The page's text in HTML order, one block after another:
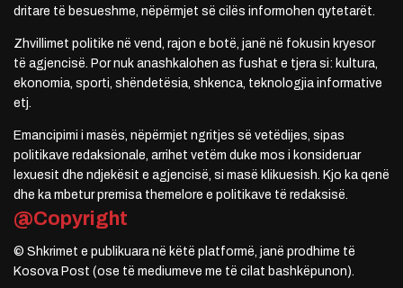
dritare të besueshme, nëpërmjet së cilës informohen qytetarët.
Zhvillimet politike në vend, rajon e botë, janë në fokusin kryesor
të agjencisë. Por nuk anashkalohen as fushat e tjera si: kultura,
ekonomia, sporti, shëndetësia, shkenca, teknologjia informative
etj.
Emancipimi i masës, nëpërmjet ngritjes së vetëdijes, sipas
politikave redaksionale, arrihet vetëm duke mos i konsideruar
lexuesit dhe ndjekësit e agjencisë, si masë klikuesish. Kjo ka qenë
dhe ka mbetur premisa themelore e politikave të redaksisë.
@Copyright
© Shkrimet e publikuara në këtë platformë, janë prodhime të
Kosova Post (ose të mediumeve me të cilat bashkëpunon).